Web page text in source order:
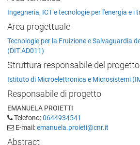
Ingegneria, ICT e tecnologie per l'energia e i
Area progettuale
Tecnologie per la Fruizione e Salvaguardia
(DIT.AD011)
Struttura responsabile del
Istituto di Microelettronica e Microsistemi
Responsabile di progetto
EMANUELA PROIETTI
Telefono:0644934541
E-mail:emanuela.proieti@cnr.it
Abstract